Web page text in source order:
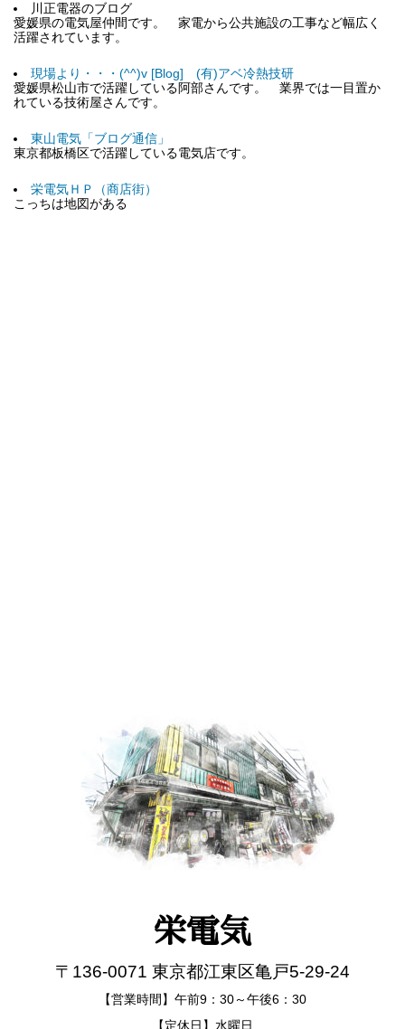
川正電器のブログ
愛媛県の電気屋仲間です。 家電から公共施設の工事など幅広く
活躍されています。
現場より・・・(^^)v [Blog] (有)アベ冷熱技研
愛媛県松山市で活躍している阿部さんです。 業界では一目置か
れている技術屋さんです。
東山電気「ブログ通信」
東京都板橋区で活躍している電気店です。
栄電気ＨＰ（商店街）
こっちは地図がある
栄電気
〒136-0071 東京都江東区亀戸5-29-24
【営業時間】午前9：30～午後6：30
【定休日】水曜日